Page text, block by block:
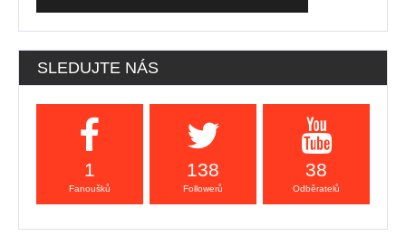
SLEDUJTE NÁS
1
Fanoušků
138
Followerů
38
Odběratelů